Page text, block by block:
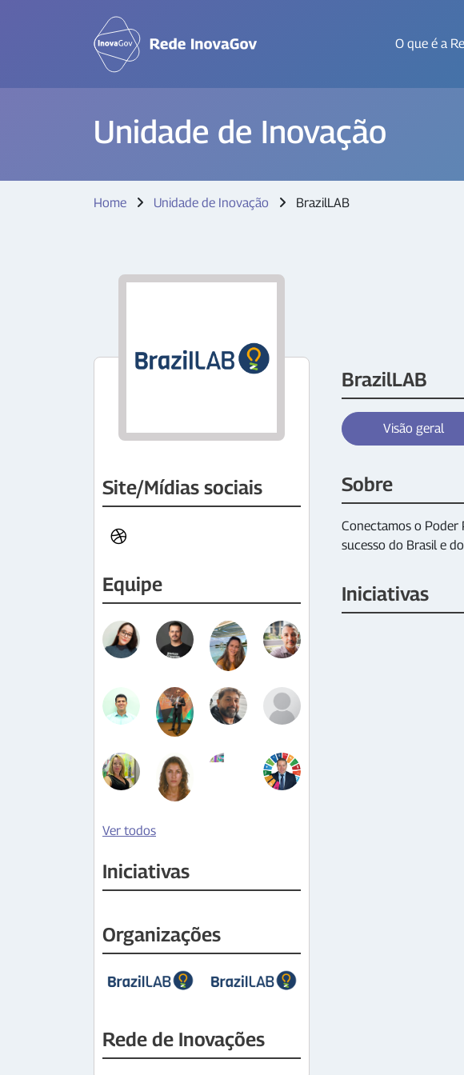
O que é a
Unidade de Inovação
Home Unidade de Inovação BrazilLAB
Site/Mídias sociais
Equipe
Ver todos
Iniciativas
Organizações
Rede de Inovações
BrazilLAB
Visão geral
Sobre
Conectamos o Poder
sucesso do Brasil e
Iniciativas